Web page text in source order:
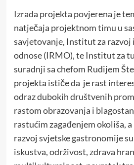
Izrada projekta povjerena je
natječaja projektnom timu u
savjetovanje, Institut za razvoj
odnose (IRMO), te Institut za
suradnji sa chefom Rudijem
projekta ističe da je rast
odraz dubokih društvenih
rastom obrazovanja i
rastućim zagađenjem okoliša,
razvoj svjetske gastronomije
iskustva, održivost, zdrava